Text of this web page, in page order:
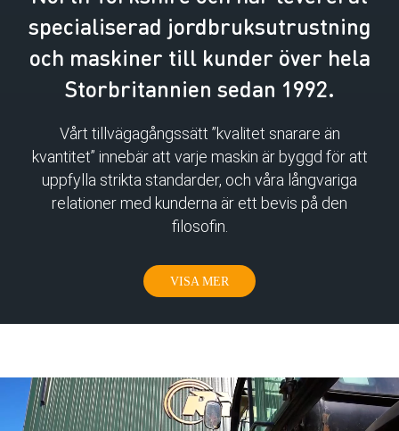
specialiserad jordbruksutrustning
och maskiner till kunder över hela
Storbritannien sedan 1992.
Vårt tillvägagångssätt ”kvalitet snarare än
kvantitet” innebär att varje maskin är byggd för att
uppfylla strikta standarder, och våra långvariga
relationer med kunderna är ett bevis på den
filosofin.
VISA MER